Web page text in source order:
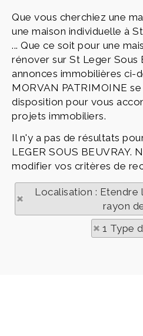
Que vous cherchiez une
une maison individuelle à
... Que ce soit pour une
rénover sur St Leger Sous
annonces immobilières ci-
MORVAN PATRIMOINE
disposition pour vous
projets immobiliers.
Il n'y a pas de résultats
LEGER SOUS BEUVRAY.
modifier vos critères de
Localisation : Etendre
rayon
1 Type